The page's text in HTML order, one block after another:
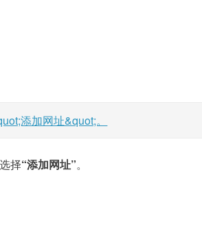
择“添加网址”。